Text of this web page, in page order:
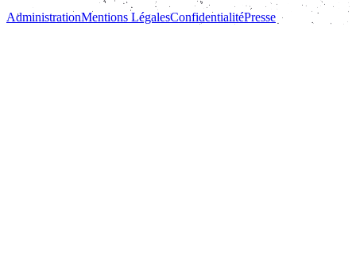
AdministrationMentions LégalesConfidentialitéPresse